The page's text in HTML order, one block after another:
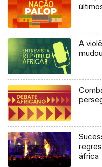
A
áfrica